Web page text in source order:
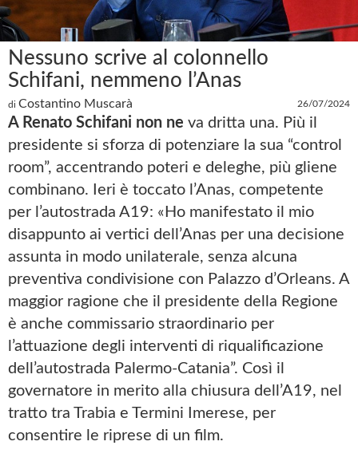
Nessuno scrive al colonnello
Schifani, nemmeno l’Anas
di Costantino Muscarà 26/07/2024
A Renato Schifani non ne va dritta una. Più il
presidente si sforza di potenziare la sua “control
room”, accentrando poteri e deleghe, più gliene
combinano. Ieri è toccato l’Anas, competente
per l’autostrada A19: «Ho manifestato il mio
disappunto ai vertici dell’Anas per una decisione
assunta in modo unilaterale, senza alcuna
preventiva condivisione con Palazzo d’Orleans. A
maggior ragione che il presidente della Regione
è anche commissario straordinario per
l’attuazione degli interventi di riqualificazione
dell’autostrada Palermo-Catania”. Così il
governatore in merito alla chiusura dell’A19, nel
tratto tra Trabia e Termini Imerese, per
consentire le riprese di un film.